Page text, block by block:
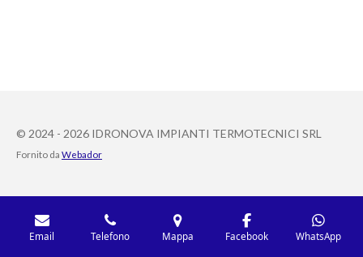
© 2024 - 2026 IDRONOVA IMPIANTI TERMOTECNICI SRL
Fornito da Webador
Email Telefono Mappa Facebook WhatsApp